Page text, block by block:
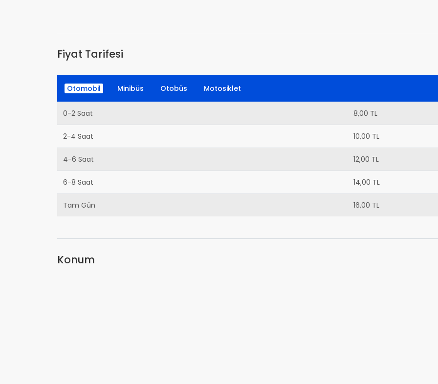
Fiyat Tarifesi
Otomobil Minibüs Otobüs Motosiklet
0-2 Saat 8,00 TL
2-4 Saat 10,00 TL
4-6 Saat 12,00 TL
6-8 Saat 14,00 TL
Tam Gün 16,00 TL
Konum